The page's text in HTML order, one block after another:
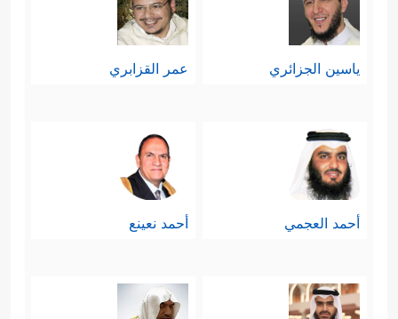
ياسين الجزائري عمر القزابري
أحمد العجمي أحمد نعينع